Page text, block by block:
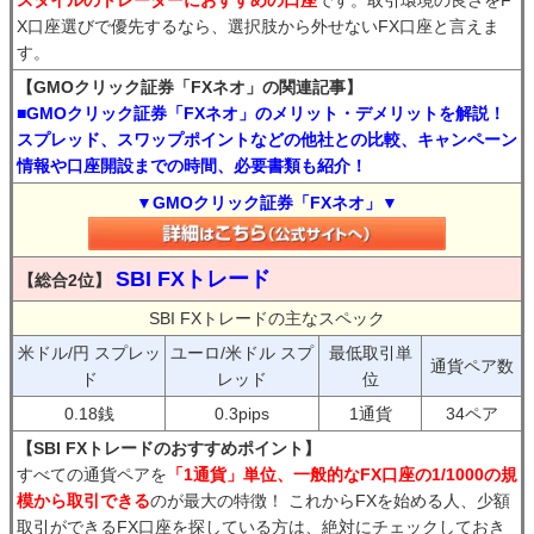
X口座選びで優先するなら、選択肢から外せないFX口座と言えま
す。
【GMOクリック証券「FXネオ」の関連記事】
■GMOクリック証券「FXネオ」のメリット・デメリットを解説！
スプレッド、スワップポイントなどの他社との比較、キャンペーン
情報や口座開設までの時間、必要書類も紹介！
▼GMOクリック証券「FXネオ」▼
【総合2位】 SBI FXトレード
SBI FXトレードの主なスペック
米ドル/円 スプレッ
ド
ユーロ/米ドル スプ
レッド
最低取引単
位
通貨ペア数
0.18銭 0.3pips 1通貨
34ペア
【SBI FXトレードのおすすめポイント】
すべての通貨ペアを 「1通貨」単位、一般的なFX口座の1/1000の規
模から取引できるのが最大の特徴！ これからFXを始める人、少額
取引ができるFX口座を探している方は、絶対にチェックしておき